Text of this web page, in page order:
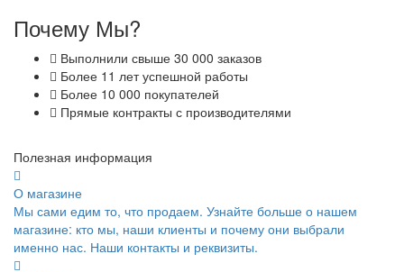
Почему Мы?
Выполнили свыше 30 000 заказов
Более 11 лет успешной работы
Более 10 000 покупателей
Прямые контракты с производителями
Полезная информация
О магазине
Мы сами едим то, что продаем. Узнайте больше о нашем
магазине: кто мы, наши клиенты и почему они выбрали
именно нас. Наши контакты и реквизиты.